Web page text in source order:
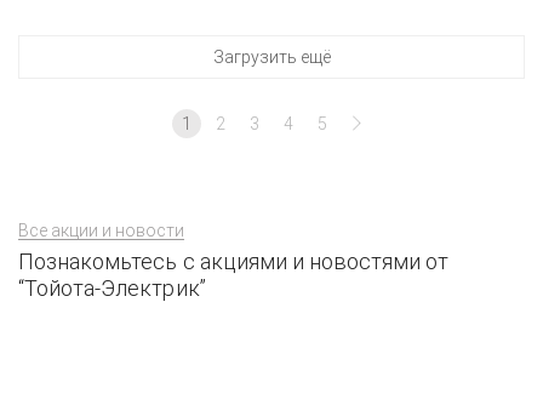
Загрузить ещё
1 2 3 4 5
Все акции и новости
Познакомьтесь с акциями и новостями от
“Тойота-Электрик”